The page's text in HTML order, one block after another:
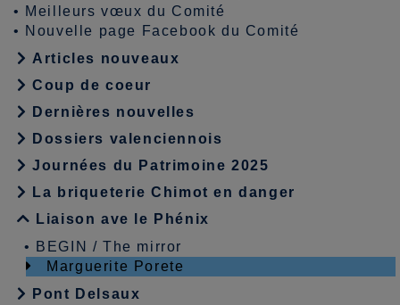
• Meilleurs vœux du Comité
• Nouvelle page Facebook du Comité
Articles nouveaux
Coup de coeur
Dernières nouvelles
Dossiers valenciennois
Journées du Patrimoine 2025
La briqueterie Chimot en danger
Liaison ave le Phénix
•
BEGIN / The mirror
Marguerite Porete
Pont Delsaux